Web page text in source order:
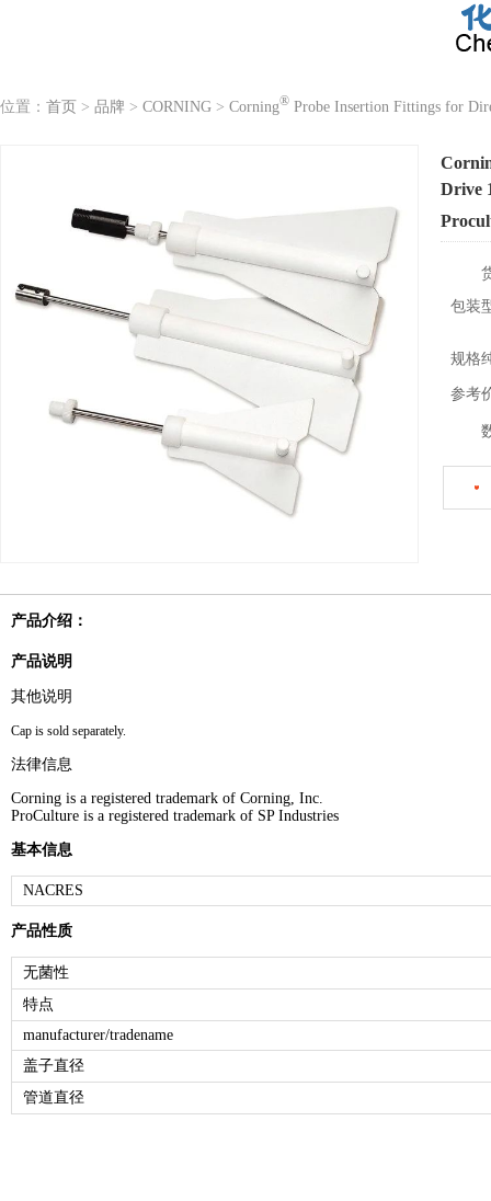
位置： 首页 > 品牌 > CORNING > Corning® Probe Insertion Fittings for
Drive
包装
规格
参考
产品介绍：
产品说明
其他说明
Cap is sold separately.
法律信息
Corning is a registered trademark of Corning, Inc.
ProCulture is a registered trademark of SP Industries
基本信息
NACRES
产品性质
无菌性
特点
manufacturer/tradename
盖子直径
管道直径